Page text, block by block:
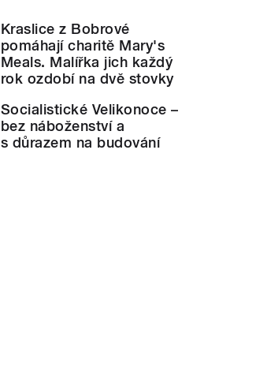
Kraslice z Bobrové
pomáhají charitě Mary's
Meals. Malířka jich každý
rok ozdobí na dvě stovky
Socialistické Velikonoce –
bez náboženství a
s důrazem na budování